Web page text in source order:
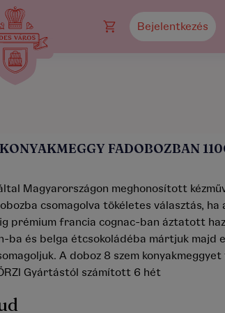
Bejelentkezés
FADOBOZBAN
Magyarországon meghonosított
csomagolva tökéletes választás, ha
prémium francia cognac-ban áztatott
ba és belga étcsokoládéba mártjuk majd
A doboz 8 szem
Gyártástól számított 6 hét